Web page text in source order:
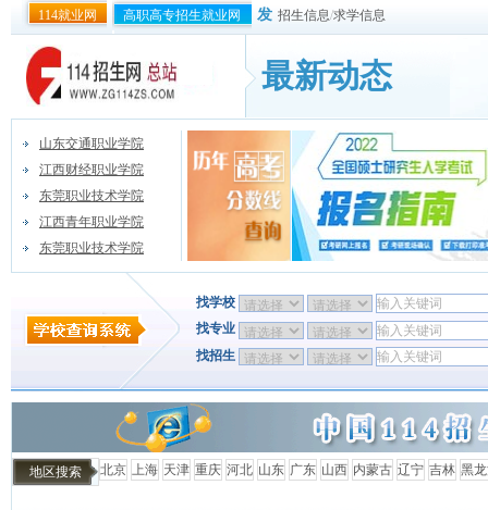
114就业网 高职高专招生就业网 发 招生信息/求学信息
最新动态
山东交通职业学院
江西财经职业学院
东莞职业技术学院
江西青年职业学院
东莞职业技术学院
找学校
找专业
找招生
地区搜索 北京 上海 天津 重庆 河北 山东 广东 山西 内蒙古 辽宁 吉林 黑